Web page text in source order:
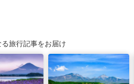
旅行記事をお届け